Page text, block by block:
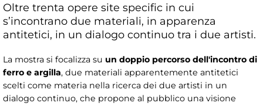
Oltre trenta opere site specific in cui
s’incontrano due materiali, in apparenza
antitetici, in un dialogo continuo tra i due artisti.
La mostra si focalizza su un doppio percorso dell'incontro di
ferro e argilla, due materiali apparentemente antitetici
scelti come materia nella ricerca dei due artisti in un
dialogo continuo, che propone al pubblico una visione